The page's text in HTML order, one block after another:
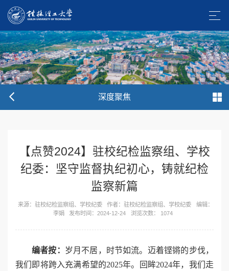
深度聚焦
【点赞2024】驻校纪检监察组、学校
纪委：坚守监督执纪初心，铸就纪检
监察新篇
来源：驻校纪检监察组、学校纪委 作者：驻校纪检监察组、学校纪委
编辑：
李娟
发布时间：2024-12-24 浏览次数： 1074
编者按： 岁月不居，时节如流。迈着铿锵的步伐，
我们即将跨入充满希望的2025年。回眸2024年，我们走